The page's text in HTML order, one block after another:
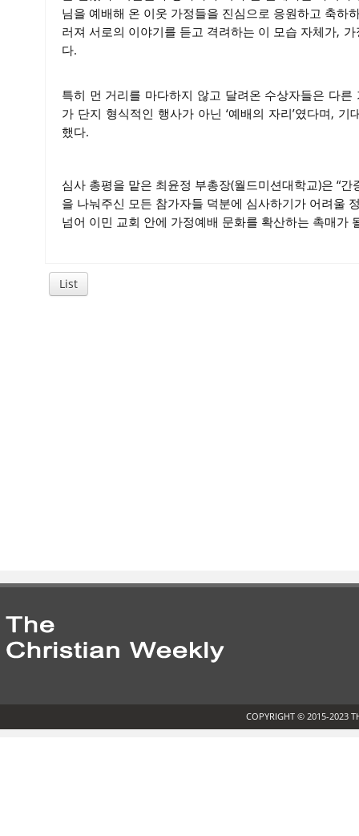
님을 예배해 온 이웃 가정들을 진심으로 응원하고 축하
러져 서로의 이야기를 듣고 격려하는 이 모습 자체가,
다.
특히 먼 거리를 마다하지 않고 달려온 수상자들은 다
가 단지 형식적인 행사가 아닌 ‘예배의 자리’였다며,
했다.
심사 총평을 맡은 최윤정 부총장(월드미션대학교)은 “
을 나눠주신 모든 참가자들 덕분에 심사하기가 어려울
넘어 이민 교회 안에 가정예배 문화를 확산하는 촉매가
List
COPYRIGHT © 2015-2023